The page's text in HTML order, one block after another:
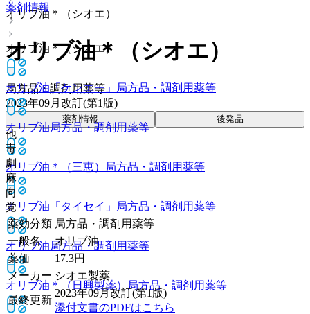
薬剤情報
オリブ油＊（シオエ）
オリブ油「ケンエー」 局方品・調剤用薬等
オリブ油局方品・調剤用薬等
オリブ油＊（三恵） 局方品・調剤用薬等
オリブ油「タイセイ」 局方品・調剤用薬等
オリブ油局方品・調剤用薬等
オリブ油＊（日興製薬） 局方品・調剤用薬等
オリブ油＊（シオエ）
オリブ油＊（シオエ）
局方品・調剤用薬等
2023年09月改訂(第1版)
薬剤情報 後発品
他
毒
劇
麻
向
覚
薬効分類 局方品・調剤用薬等
一般名
オリブ油
薬価
17.3円
メーカー シオエ製薬
最終更新
2023年09月改訂(第1版)
添付文書のPDFはこちら